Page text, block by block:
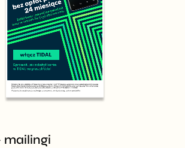
mailingi